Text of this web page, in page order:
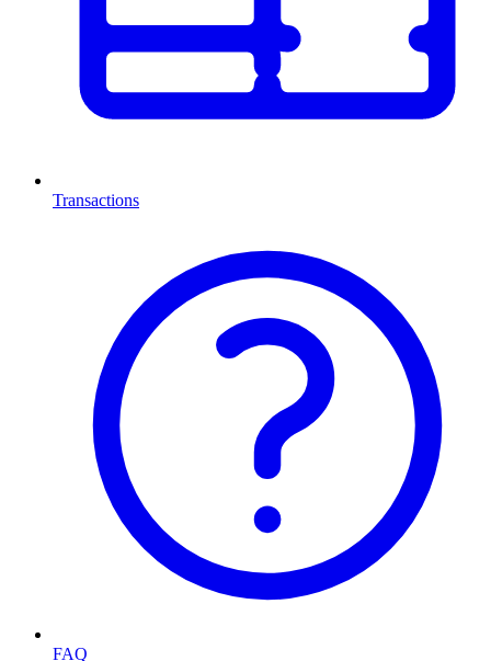
Transactions
FAQ